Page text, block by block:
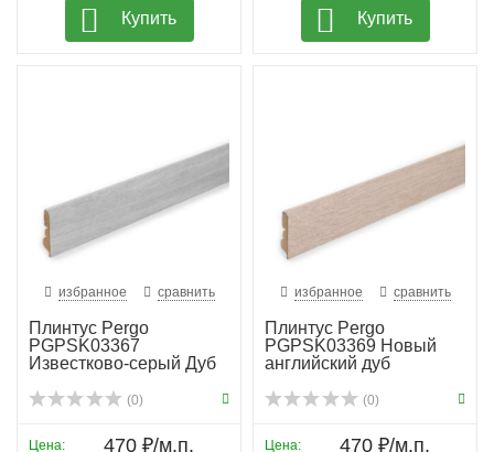
Купить Купить
избранное сравнить
Плинтус Pergo
PGPSK03367
Известково-серый Дуб
(0)
Цена: 470 ₽/м.п.
избранное сравнить
Плинтус Pergo
PGPSK03369 Новый
английский дуб
(0)
Цена: 470 ₽/м.п.